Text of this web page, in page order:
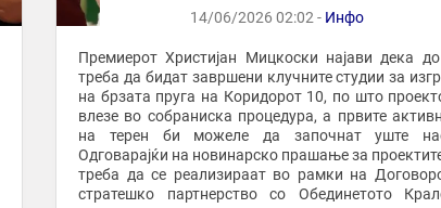
14/06/2026 02:02 - Инфо
Премиерот Христијан Мицкоски најави дека до
треба да бидат завршени клучните студии за
на брзата пруга на Коридорот 10, по што
влезе во собраниска процедура, а првите
на терен би можеле да започнат уште
Одговарајќи на новинарско прашање за
треба да се реализираат во рамки на
стратешко партнерство со Обединетото